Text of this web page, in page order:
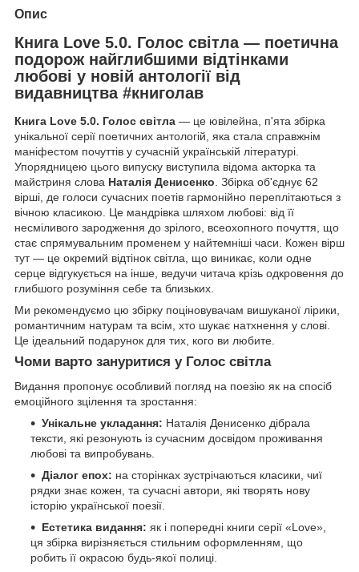
Опис
Книга Love 5.0. Голос світла — поетична
подорож найглибшими відтінками
любові у новій антології від
видавництва #книголав
Книга Love 5.0. Голос світла — це ювілейна, п'ята збірка
унікальної серії поетичних антологій, яка стала справжнім
маніфестом почуттів у сучасній українській літературі.
Упорядницею цього випуску виступила відома акторка та
майстриня слова Наталія Денисенко. Збірка об'єднує 62
вірші, де голоси сучасних поетів гармонійно переплітаються з
вічною класикою. Це мандрівка шляхом любові: від її
несміливого зародження до зрілого, всеохопного почуття, що
стає спрямувальним променем у найтемніші часи. Кожен вірш
тут — це окремий відтінок світла, що виникає, коли одне
серце відгукується на інше, ведучи читача крізь одкровення до
глибшого розуміння себе та близьких.
Ми рекомендуємо цю збірку поціновувачам вишуканої лірики,
романтичним натурам та всім, хто шукає натхнення у слові.
Це ідеальний подарунок для тих, кого ви любите.
Чоми варто зануритися у Голос світла
Видання пропонує особливий погляд на поезію як на спосіб
емоційного зцілення та зростання:
Унікальне укладання: Наталія Денисенко дібрала
тексти, які резонують із сучасним досвідом проживання
любові та випробувань.
Діалог епох: на сторінках зустрічаються класики, чиї
рядки знає кожен, та сучасні автори, які творять нову
історію української поезії.
Естетика видання: як і попередні книги серії «Love»,
ця збірка вирізняється стильним оформленням, що
робить її окрасою будь-якої полиці.